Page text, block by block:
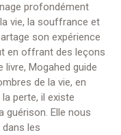
profondément
vie, la souffrance et
son expérience
en offrant des leçons
livre, Mogahed guide
de la vie, en
perte, il existe
guérison. Elle nous
les